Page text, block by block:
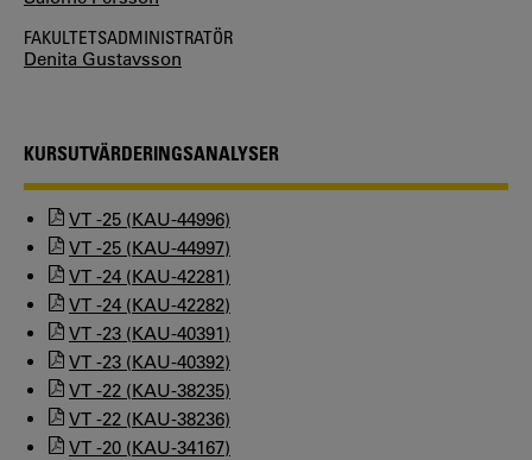
FAKULTETSADMINISTRATÖR
Denita Gustavsson
KURSUTVÄRDERINGSANALYSER
VT -25 (KAU-44996)
VT -25 (KAU-44997)
VT -24 (KAU-42281)
VT -24 (KAU-42282)
VT -23 (KAU-40391)
VT -23 (KAU-40392)
VT -22 (KAU-38235)
VT -22 (KAU-38236)
VT -20 (KAU-34167)